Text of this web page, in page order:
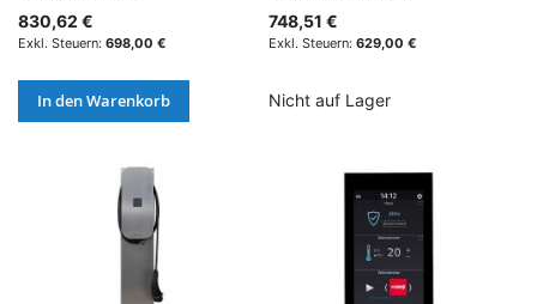
830,62 €
698,00 €
In den Warenkorb
748,51 €
629,00 €
Nicht auf Lager